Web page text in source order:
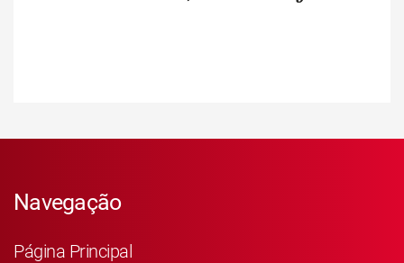
Navegação
Página Principal